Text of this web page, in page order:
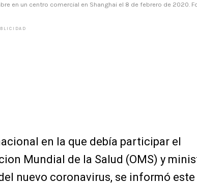
en un centro comercial en Shanghai el 8 de febrero de 2020.
en la que debía participar el
Mundial de la Salud (OMS) y
nuevo coronavirus, se informó este